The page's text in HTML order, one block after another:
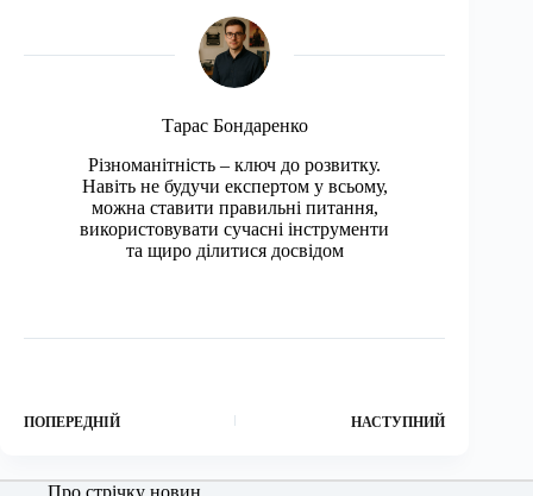
Тарас Бондаренко
Різноманітність – ключ до розвитку.
Навіть не будучи експертом у всьому,
можна ставити правильні питання,
використовувати сучасні інструменти
та щиро ділитися досвідом
ПОПЕРЕДНІЙ НАСТУПНИЙ
Про стрічку новин